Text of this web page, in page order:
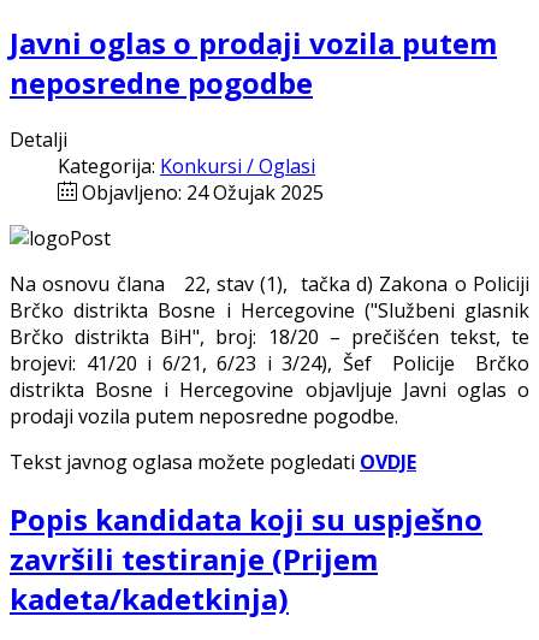
Javni oglas o prodaji vozila putem
neposredne pogodbe
Detalji
Kategorija: Konkursi / Oglasi
Objavljeno: 24 Ožujak 2025
Na osnovu člana 22, stav (1), tačka d) Zakona o Policiji
Brčko distrikta Bosne i Hercegovine ("Službeni glasnik
Brčko distrikta BiH", broj: 18/20 – prečišćen tekst, te
brojevi: 41/20 i 6/21, 6/23 i 3/24), Šef Policije Brčko
distrikta Bosne i Hercegovine objavljuje Javni oglas o
prodaji vozila putem neposredne pogodbe.
Tekst javnog oglasa možete pogledati OVDJE
Popis kandidata koji su uspješno
završili testiranje (Prijem
kadeta/kadetkinja)